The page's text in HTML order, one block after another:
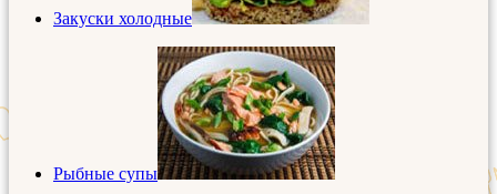
Закуски холодные
Рыбные супы